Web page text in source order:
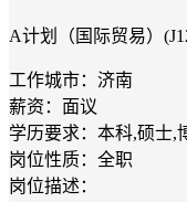
A计划（国际贸易）
工作城市：济南
薪资：面议
学历要求：本科,硕士,
岗位性质：全职
岗位描述：